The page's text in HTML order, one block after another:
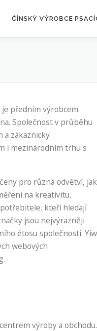
ČÍNSKÝ VÝROBCE
předním výrobcem
Společnost v průběhu
a zákaznicky
i mezinárodním trhu s
pro různá odvětví,
na kreativitu,
kteří hledají
jsou nejvýrazněji
étosu společnosti.
webových
výroby a obchodu.